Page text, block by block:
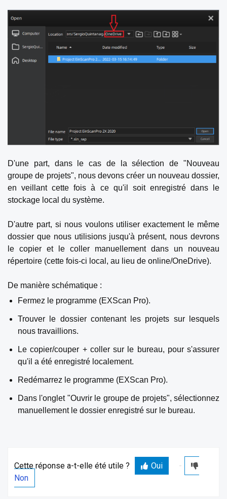
D'une part, dans le cas de la sélection de "Nouveau
groupe de projets", nous devons créer un nouveau dossier,
en veillant cette fois à ce qu'il soit enregistré dans le
stockage local du système.
D'autre part, si nous voulons utiliser exactement le même
dossier que nous utilisions jusqu'à présent, nous devrons
le copier et le coller manuellement dans un nouveau
répertoire (cette fois-ci local, au lieu de online/OneDrive).
De manière schématique :
Fermez le programme (EXScan Pro).
Trouver le dossier contenant les projets sur lesquels
nous travaillions.
Le copier/couper + coller sur le bureau, pour s'assurer
qu'il a été enregistré localement.
Redémarrez le programme (EXScan Pro).
Dans l'onglet "Ouvrir le groupe de projets", sélectionnez
manuellement le dossier enregistré sur le bureau.
Cette réponse a-t-elle été utile ?
Oui
Non